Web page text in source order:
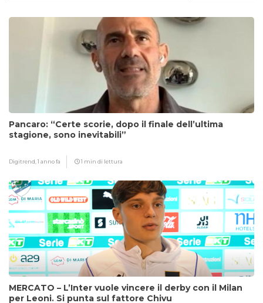
Pancaro: “Certe scorie, dopo il finale dell’ultima
stagione, sono inevitabili”
Digitrend,1 anno fa 1 min di lettura
MERCATO – L’Inter vuole vincere il derby con il Milan
per Leoni. Si punta sul fattore Chivu